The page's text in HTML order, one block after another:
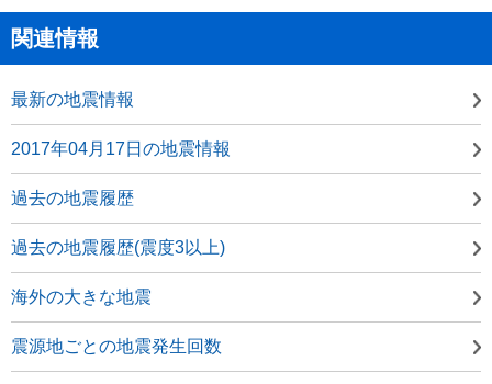
関連情報
最新の地震情報
2017年04月17日の地震情報
過去の地震履歴
過去の地震履歴(震度3以上)
海外の大きな地震
震源地ごとの地震発生回数